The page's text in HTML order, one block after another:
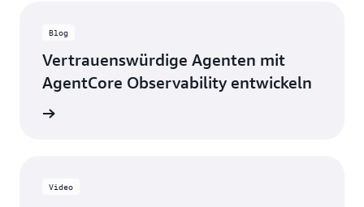
Blog
Vertrauenswürdige Agenten mit
AgentCore Observability entwickeln
Video